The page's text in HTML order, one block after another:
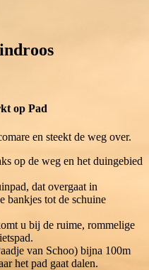
op Pad
en steekt de weg over.
op de weg en het duingebied
dat overgaat in
bankjes tot de schuine
u bij de ruime, rommelige
van Schoo) bijna 100m
het pad gaat dalen.